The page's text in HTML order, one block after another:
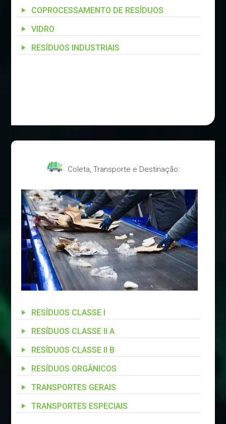
COPROCESSAMENTO DE RESÍDUOS
VIDRO
RESÍDUOS INDUSTRIAIS
Coleta, Transporte e Destinação:
RESÍDUOS CLASSE I
RESÍDUOS CLASSE II A
RESÍDUOS CLASSE II B
RESÍDUOS ORGÂNICOS
TRANSPORTES GERAIS
TRANSPORTES ESPECIAIS